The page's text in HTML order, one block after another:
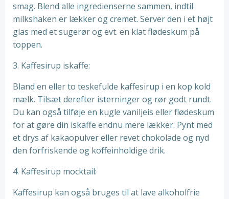
smag. Blend alle ingredienserne sammen, indtil
milkshaken er lækker og cremet. Server den i et højt
glas med et sugerør og evt. en klat flødeskum på
toppen.
3. Kaffesirup iskaffe:
Bland en eller to teskefulde kaffesirup i en kop kold
mælk. Tilsæt derefter isterninger og rør godt rundt.
Du kan også tilføje en kugle vaniljeis eller flødeskum
for at gøre din iskaffe endnu mere lækker. Pynt med
et drys af kakaopulver eller revet chokolade og nyd
den forfriskende og koffeinholdige drik.
4. Kaffesirup mocktail:
Kaffesirup kan også bruges til at lave alkoholfrie